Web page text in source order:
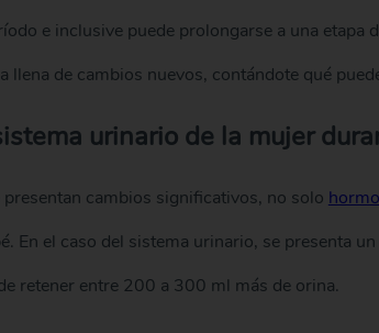
e inclusive puede prolongarse a una etapa
llena de cambios nuevos, contándote qué
urinario de la mujer
cambios significativos, no solo
En el caso del sistema urinario, se presenta
retener entre 200 a 300 ml más de orina.